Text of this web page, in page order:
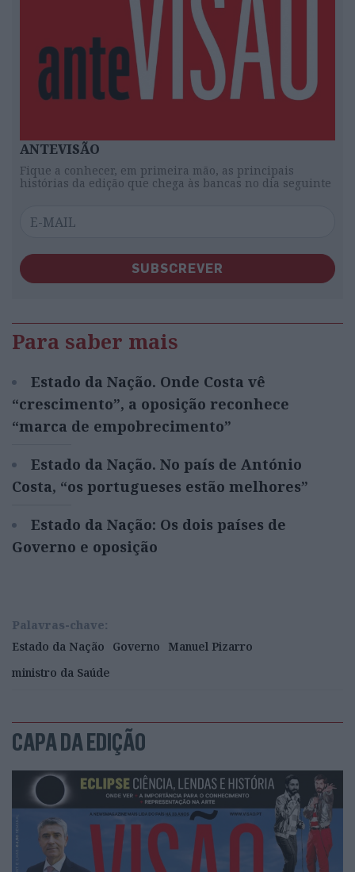
ANTEVISÃO
Fique a conhecer, em primeira mão, as principais
histórias da edição que chega às bancas no dia seguinte
SUBSCREVER
Para saber mais
Estado da Nação. Onde Costa vê
“crescimento”, a oposição reconhece
“marca de empobrecimento”
Estado da Nação. No país de António
Costa, “os portugueses estão melhores”
Estado da Nação: Os dois países de
Governo e oposição
Palavras-chave:
Estado da Nação
Governo
Manuel Pizarro
ministro da Saúde
CAPA DA EDIÇÃO